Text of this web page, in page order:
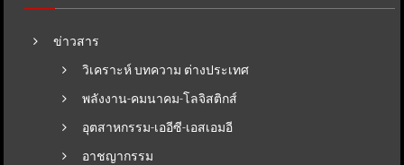
ข่าวสาร
วิเคราะห์ บทความ ต่างประเทศ
พลังงาน-คมนาคม-โลจิสติกส์
อุตสาหกรรม-เออีซี-เอสเอมอี
อาชญากรรม